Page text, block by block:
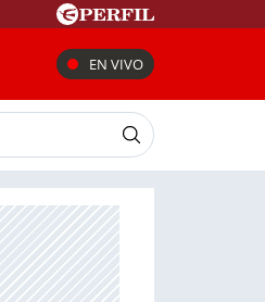
EN VIVO